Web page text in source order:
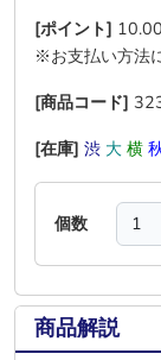
[ポイント]
※お支払い方法
[商品コード]
[在庫] 渋 大 横
個数
商品解説